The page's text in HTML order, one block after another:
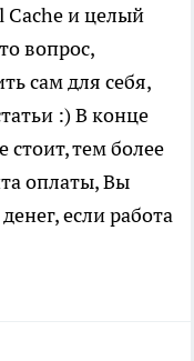
Cache и целый
вопрос,
сам для себя,
:) В конце
стоит, тем более
оплаты, Вы
если работа